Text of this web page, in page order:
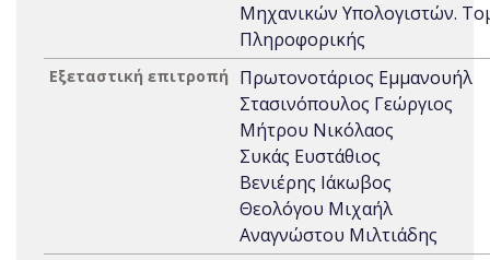
Μηχανικών Υπολογιστών.
Πληροφορικής
Εξεταστική επιτροπή
Πρωτονοτάριος Εμμανουήλ
Στασινόπουλος Γεώργιος
Μήτρου Νικόλαος
Συκάς Ευστάθιος
Βενιέρης Ιάκωβος
Θεολόγου Μιχαήλ
Αναγνώστου Μιλτιάδης